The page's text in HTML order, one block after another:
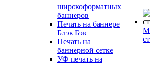
широкоформатных
баннеров
Печать на баннере
Блэк Бэк
Печать на
баннерной сетке
УФ печать на